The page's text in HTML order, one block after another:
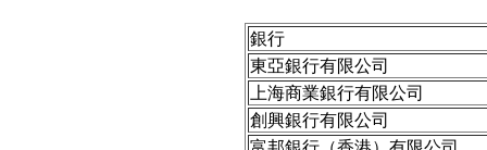
銀行
東亞銀行有限公司
上海商業銀行有限公司
創興銀行有限公司